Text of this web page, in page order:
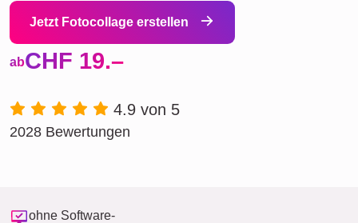
Jetzt Fotocollage erstellen
abCHF 19.–
4.9 von 5
2028 Bewertungen
ohne Software-